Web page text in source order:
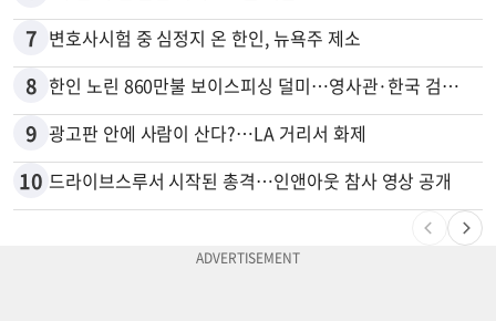
7 변호사시험 중 심정지 온 한인, 뉴욕주 제소
8 한인 노린 860만불 보이스피싱 덜미…영사관·한국 검찰 사칭
9 광고판 안에 사람이 산다?…LA 거리서 화제
10 드라이브스루서 시작된 총격…인앤아웃 참사 영상 공개